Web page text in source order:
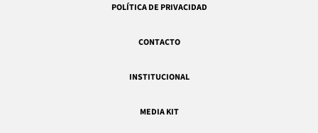
POLÍTICA DE PRIVACIDAD
CONTACTO
INSTITUCIONAL
MEDIA KIT